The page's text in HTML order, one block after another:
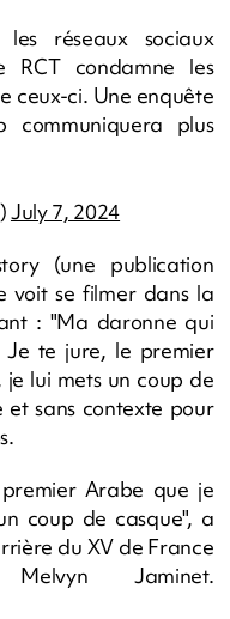
réseaux sociaux
RCT condamne les
ceux-ci. Une enquête
plus
July 7, 2024
(une publication
voit se filmer dans la
: "Ma daronne qui
te jure, le premier
lui mets un coup de
et sans contexte pour
premier Arabe que je
coup de casque", a
du XV de France
Jaminet.